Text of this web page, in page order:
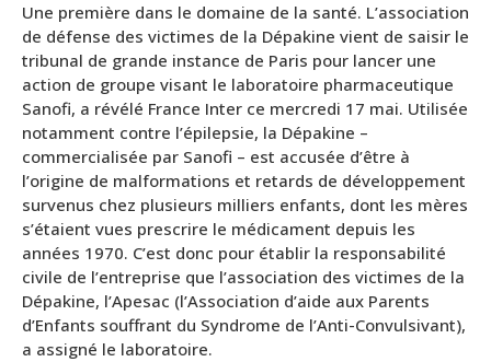
Une première dans le domaine de la santé. L’association
de défense des victimes de la Dépakine vient de saisir le
tribunal de grande instance de Paris pour lancer une
action de groupe visant le laboratoire pharmaceutique
Sanofi, a révélé France Inter ce mercredi 17 mai. Utilisée
notamment contre l’épilepsie, la Dépakine –
commercialisée par Sanofi – est accusée d’être à
l’origine de malformations et retards de développement
survenus chez plusieurs milliers enfants, dont les mères
s’étaient vues prescrire le médicament depuis les
années 1970. C’est donc pour établir la responsabilité
civile de l’entreprise que l’association des victimes de la
Dépakine, l’Apesac (l’Association d’aide aux Parents
d’Enfants souffrant du Syndrome de l’Anti-Convulsivant),
a assigné le laboratoire.